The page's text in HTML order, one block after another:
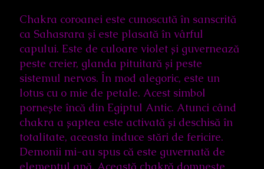
Chakra coroanei este cunoscută în sanscrită
ca Sahasrara și este plasată în vârful
capului. Este de culoare violet și guvernează
peste creier, glanda pituitară și peste
sistemul nervos. În mod alegoric, este un
lotus cu o mie de petale. Acest simbol
pornește încă din Egiptul Antic. Atunci când
chakra a șaptea este activată și deschisă în
totalitate, aceasta induce stări de fericire.
Demonii mi-au spus că este guvernată de
elementul apă. Această chakră domnește